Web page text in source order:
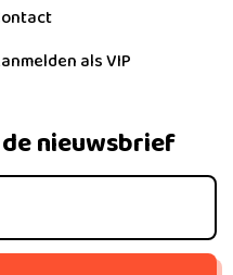
als VIP
nieuwsbrief